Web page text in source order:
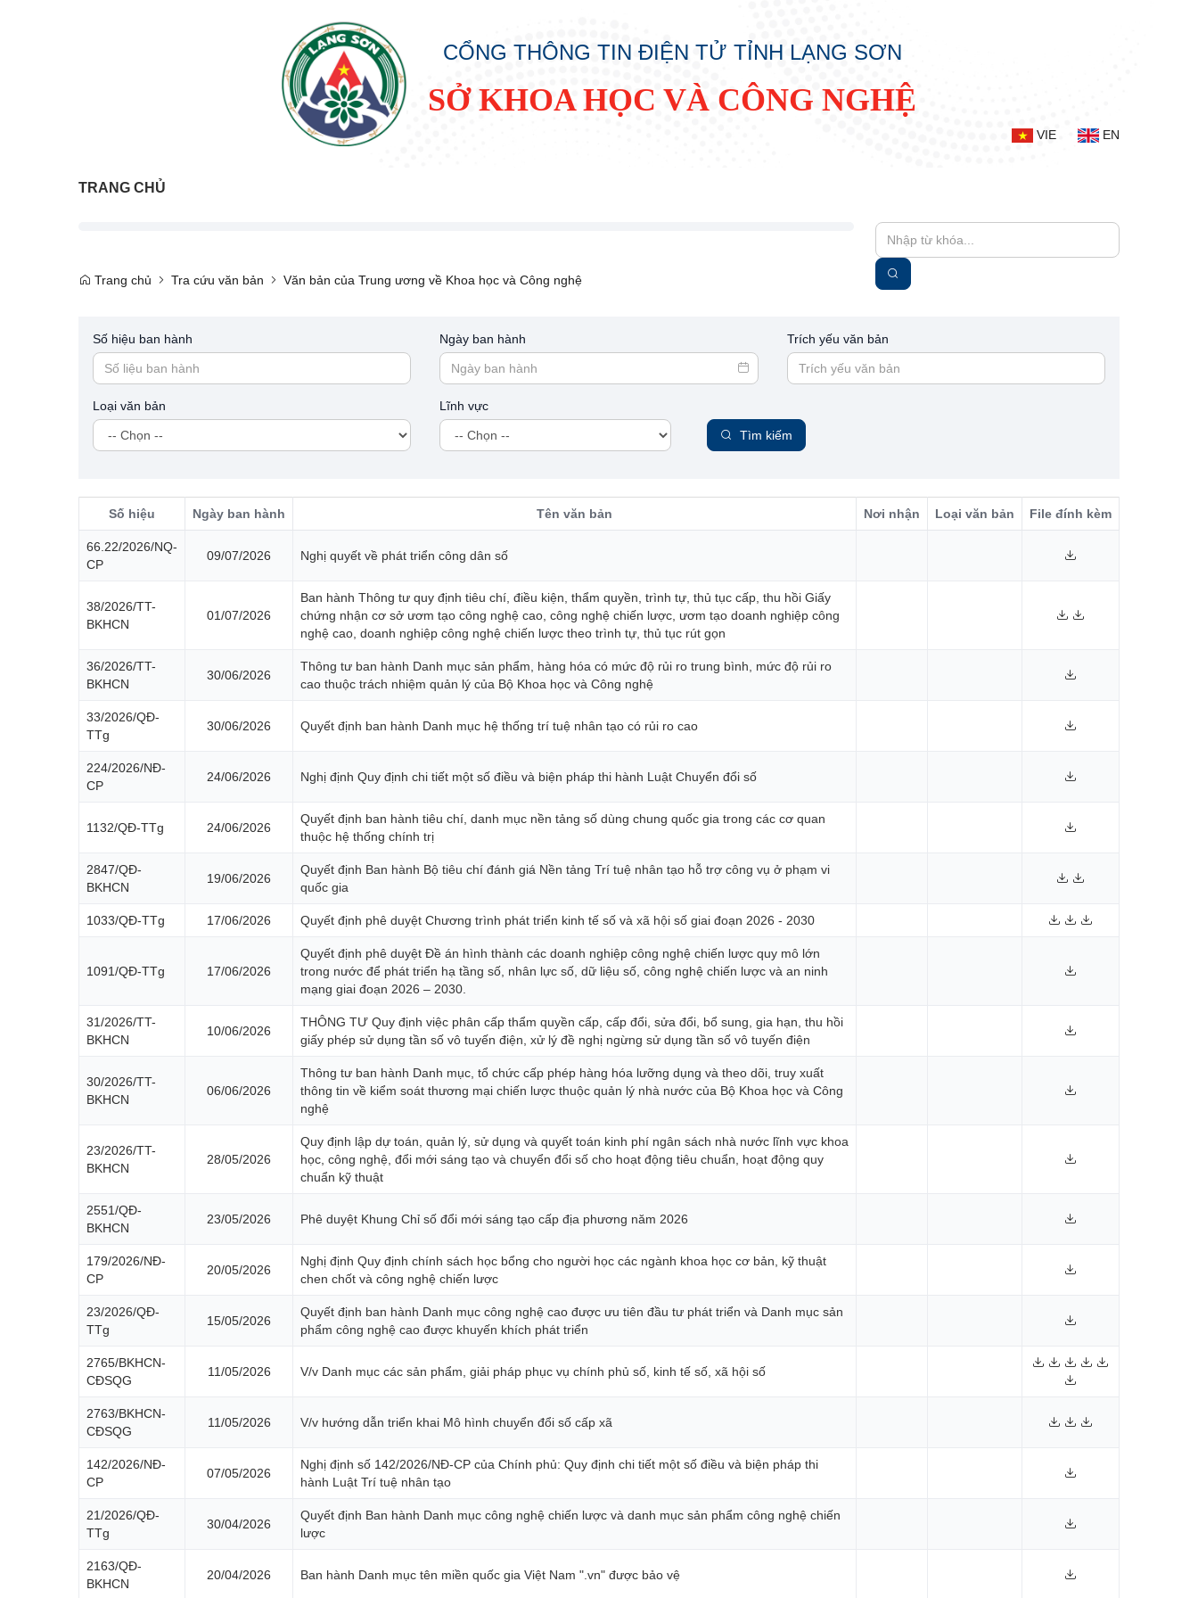
CỔNG THÔNG TIN ĐIỆN TỬ TỈNH LẠNG SƠN
SỞ KHOA HỌC VÀ CÔNG NGHỆ
VIE EN
TRANG CHỦ
Trang chủ Tra cứu văn bản Văn bản của Trung ương về Khoa học và Công nghệ
Số hiệu ban hành Ngày ban hành Trích yếu văn bản
Loại văn bản Lĩnh vực
Tìm kiếm
Số hiệu Ngày ban hành Tên văn bản Nơi nhận Loại văn bản File đính kèm
66.22/2026/NQ-
CP
09/07/2026 Nghị quyết về phát triển công dân số
38/2026/TT-
BKHCN
01/07/2026
Ban hành Thông tư quy định tiêu chí, điều kiện, thẩm quyền, trình tự, thủ tục cấp, thu hồi Giấy
chứng nhận cơ sở ươm tạo công nghệ cao, công nghệ chiến lược, ươm tạo doanh nghiệp công
nghệ cao, doanh nghiệp công nghệ chiến lược theo trình tự, thủ tục rút gọn
36/2026/TT-
BKHCN
30/06/2026
Thông tư ban hành Danh mục sản phẩm, hàng hóa có mức độ rủi ro trung bình, mức độ rủi ro
cao thuộc trách nhiệm quản lý của Bộ Khoa học và Công nghệ
33/2026/QĐ-
TTg
30/06/2026 Quyết định ban hành Danh mục hệ thống trí tuệ nhân tạo có rủi ro cao
224/2026/NĐ-
CP
24/06/2026 Nghị định Quy định chi tiết một số điều và biện pháp thi hành Luật Chuyển đổi số
1132/QĐ-TTg 24/06/2026
Quyết định ban hành tiêu chí, danh mục nền tảng số dùng chung quốc gia trong các cơ quan
thuộc hệ thống chính trị
2847/QĐ-
BKHCN
19/06/2026
Quyết định Ban hành Bộ tiêu chí đánh giá Nền tảng Trí tuệ nhân tạo hỗ trợ công vụ ở phạm vi
quốc gia
1033/QĐ-TTg 17/06/2026 Quyết định phê duyệt Chương trình phát triển kinh tế số và xã hội số giai đoạn 2026 - 2030
1091/QĐ-TTg 17/06/2026
Quyết định phê duyệt Đề án hình thành các doanh nghiệp công nghệ chiến lược quy mô lớn
trong nước để phát triển hạ tầng số, nhân lực số, dữ liệu số, công nghệ chiến lược và an ninh
mạng giai đoạn 2026 – 2030.
31/2026/TT-
BKHCN
10/06/2026
THÔNG TƯ Quy định việc phân cấp thẩm quyền cấp, cấp đổi, sửa đổi, bổ sung, gia hạn, thu hồi
giấy phép sử dụng tần số vô tuyến điện, xử lý đề nghị ngừng sử dụng tần số vô tuyến điện
30/2026/TT-
BKHCN
06/06/2026
Thông tư ban hành Danh mục, tổ chức cấp phép hàng hóa lưỡng dụng và theo dõi, truy xuất
thông tin về kiểm soát thương mại chiến lược thuộc quản lý nhà nước của Bộ Khoa học và Công
nghệ
23/2026/TT-
BKHCN
28/05/2026
Quy định lập dự toán, quản lý, sử dụng và quyết toán kinh phí ngân sách nhà nước lĩnh vực khoa
học, công nghệ, đổi mới sáng tạo và chuyển đổi số cho hoạt động tiêu chuẩn, hoạt động quy
chuẩn kỹ thuật
2551/QĐ-
BKHCN
23/05/2026 Phê duyệt Khung Chỉ số đổi mới sáng tạo cấp địa phương năm 2026
179/2026/NĐ-
CP
20/05/2026
Nghị định Quy định chính sách học bổng cho người học các ngành khoa học cơ bản, kỹ thuật
chen chốt và công nghệ chiến lược
23/2026/QĐ-
TTg
15/05/2026
Quyết định ban hành Danh mục công nghệ cao được ưu tiên đầu tư phát triển và Danh mục sản
phẩm công nghệ cao được khuyến khích phát triển
2765/BKHCN-
CĐSQG
11/05/2026 V/v Danh mục các sản phẩm, giải pháp phục vụ chính phủ số, kinh tế số, xã hội số
2763/BKHCN-
CĐSQG
11/05/2026 V/v hướng dẫn triển khai Mô hình chuyển đổi số cấp xã
142/2026/NĐ-
CP
07/05/2026
Nghị định số 142/2026/NĐ-CP của Chính phủ: Quy định chi tiết một số điều và biện pháp thi
hành Luật Trí tuệ nhân tạo
21/2026/QĐ-
TTg
30/04/2026
Quyết định Ban hành Danh mục công nghệ chiến lược và danh mục sản phẩm công nghệ chiến
lược
2163/QĐ-
BKHCN
20/04/2026 Ban hành Danh mục tên miền quốc gia Việt Nam ".vn" được bảo vệ